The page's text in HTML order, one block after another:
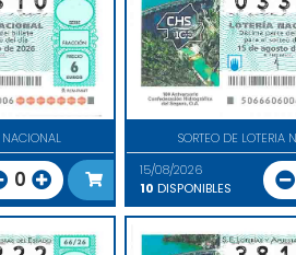
NACIONAL
0
SORTEO DE LOTERIA
15/08/2026
10 DISPONIBLES